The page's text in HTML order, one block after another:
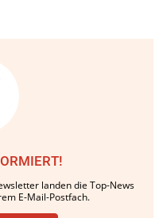
landen die Top-News
E-Mail-Postfach.